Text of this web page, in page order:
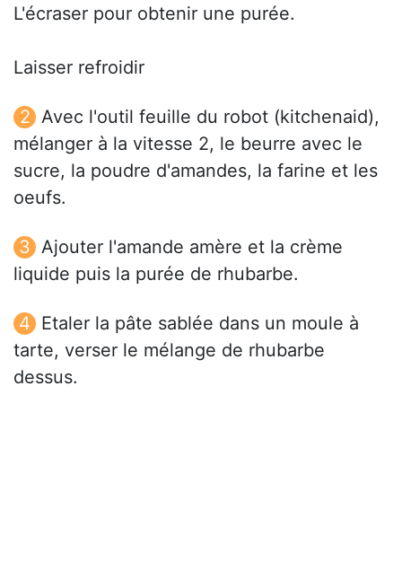
L'écraser pour obtenir une purée.
Laisser refroidir
Avec l'outil feuille du robot (kitchenaid),
mélanger à la vitesse 2, le beurre avec le
sucre, la poudre d'amandes, la farine et les
oeufs.
Ajouter l'amande amère et la crème
liquide puis la purée de rhubarbe.
Etaler la pâte sablée dans un moule à
tarte, verser le mélange de rhubarbe
dessus.